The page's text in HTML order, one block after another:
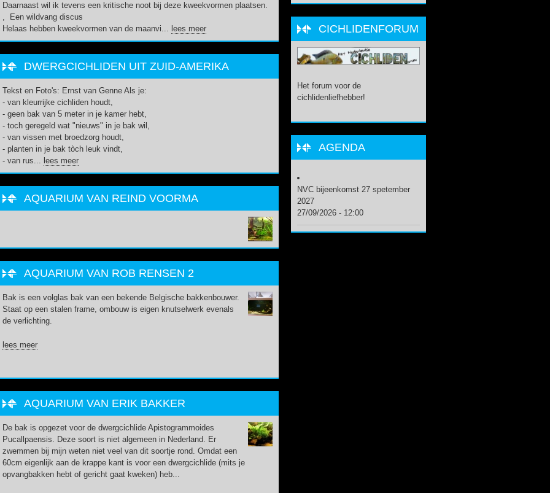
Daarnaast wil ik tevens een kritische noot bij deze kweekvormen plaatsen.
, Een wildvang discus
Helaas hebben kweekvormen van de maanvi... lees meer
DWERGCICHLIDEN UIT ZUID-AMERIKA
Tekst en Foto's: Ernst van Genne Als je:
- van kleurrijke cichliden houdt,
- geen bak van 5 meter in je kamer hebt,
- toch geregeld wat "nieuws" in je bak wil,
- van vissen met broedzorg houdt,
- planten in je bak tòch leuk vindt,
- van rus... lees meer
AQUARIUM VAN REIND VOORMA
AQUARIUM VAN ROB RENSEN 2
Bak is een volglas bak van een bekende Belgische bakkenbouwer.
Staat op een stalen frame, ombouw is eigen knutselwerk evenals
de verlichting.
lees meer
AQUARIUM VAN ERIK BAKKER
De bak is opgezet voor de dwergcichlide Apistogrammoides
Pucallpaensis. Deze soort is niet algemeen in Nederland. Er
zwemmen bij mijn weten niet veel van dit soortje rond. Omdat een
60cm eigenlijk aan de krappe kant is voor een dwergcichlide (mits je
opvangbakken hebt of gericht gaat kweken) heb...
CICHLIDENFORUM
Het forum voor de
cichlidenliefhebber!
AGENDA
NVC bijeenkomst 27 spetember
2027
27/09/2026 - 12:00